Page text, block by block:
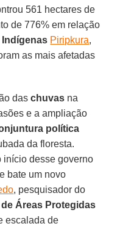
561 hectares de
de 776% em relação
Indígenas Piripkura,
as mais afetadas
daschuvas na
e a ampliação
política
da floresta.
início desse governo
bate um novo
, pesquisador do
Áreas Protegidas
escalada de